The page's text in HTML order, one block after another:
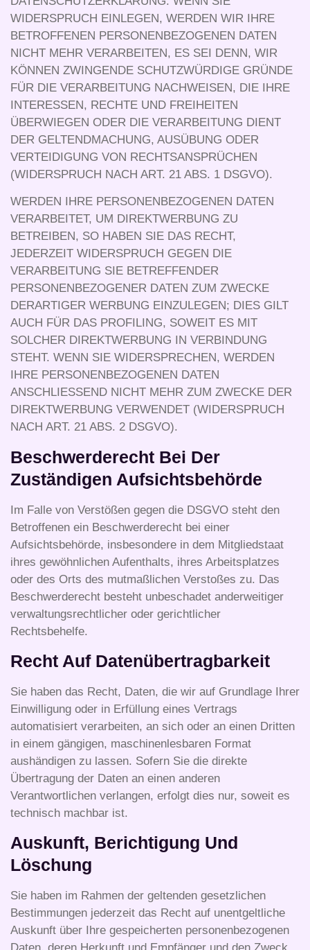
WIDERSPRUCH EINLEGEN, WERDEN WIR IHRE
BETROFFENEN PERSONENBEZOGENEN DATEN
NICHT MEHR VERARBEITEN, ES SEI DENN, WIR
KÖNNEN ZWINGENDE SCHUTZWÜRDIGE GRÜNDE
FÜR DIE VERARBEITUNG NACHWEISEN, DIE IHRE
INTERESSEN, RECHTE UND FREIHEITEN
ÜBERWIEGEN ODER DIE VERARBEITUNG DIENT
DER GELTENDMACHUNG, AUSÜBUNG ODER
VERTEIDIGUNG VON RECHTSANSPRÜCHEN
(WIDERSPRUCH NACH ART. 21 ABS. 1 DSGVO).
WERDEN IHRE PERSONENBEZOGENEN DATEN
VERARBEITET, UM DIREKTWERBUNG ZU
BETREIBEN, SO HABEN SIE DAS RECHT,
JEDERZEIT WIDERSPRUCH GEGEN DIE
VERARBEITUNG SIE BETREFFENDER
PERSONENBEZOGENER DATEN ZUM ZWECKE
DERARTIGER WERBUNG EINZULEGEN; DIES GILT
AUCH FÜR DAS PROFILING, SOWEIT ES MIT
SOLCHER DIREKTWERBUNG IN VERBINDUNG
STEHT. WENN SIE WIDERSPRECHEN, WERDEN
IHRE PERSONENBEZOGENEN DATEN
ANSCHLIESSEND NICHT MEHR ZUM ZWECKE DER
DIREKTWERBUNG VERWENDET (WIDERSPRUCH
NACH ART. 21 ABS. 2 DSGVO).
Beschwerde­recht Bei Der
Zuständigen Aufsichts­behörde
Im Falle von Verstößen gegen die DSGVO steht den
Betroffenen ein Beschwerderecht bei einer
Aufsichtsbehörde, insbesondere in dem Mitgliedstaat
ihres gewöhnlichen Aufenthalts, ihres Arbeitsplatzes
oder des Orts des mutmaßlichen Verstoßes zu. Das
Beschwerderecht besteht unbeschadet anderweitiger
verwaltungsrechtlicher oder gerichtlicher
Rechtsbehelfe.
Recht Auf Daten­übertrag­barkeit
Sie haben das Recht, Daten, die wir auf Grundlage Ihrer
Einwilligung oder in Erfüllung eines Vertrags
automatisiert verarbeiten, an sich oder an einen Dritten
in einem gängigen, maschinenlesbaren Format
aushändigen zu lassen. Sofern Sie die direkte
Übertragung der Daten an einen anderen
Verantwortlichen verlangen, erfolgt dies nur, soweit es
technisch machbar ist.
Auskunft, Berichtigung Und
Löschung
Sie haben im Rahmen der geltenden gesetzlichen
Bestimmungen jederzeit das Recht auf unentgeltliche
Auskunft über Ihre gespeicherten personenbezogenen